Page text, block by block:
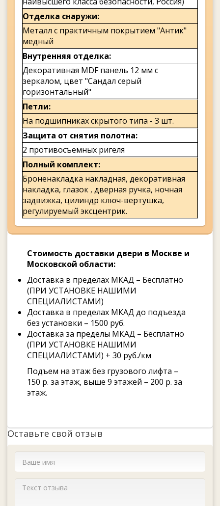
Отделка снаружи
Металл с практичным покрытием "Антик"
медный
Внутренняя отделка
Декоративная MDF панель 12 мм с
зеркалом, цвет "Сандал серый
горизонтальный"
Петли
На подшипниках скрытого типа - 3 шт.
Защита от снятия полотна
2 противосъемных ригеля
Полный комплект
Броненакладка накладная, декоративная
накладка, глазок , дверная ручка, ночная
задвижка, цилиндр ключ-вертушка,
регулируемый эксцентрик.
Стоимость доставки двери в Москве и
Московской области:
Доставка в пределах МКАД – Бесплатно
(ПРИ УСТАНОВКЕ НАШИМИ
СПЕЦИАЛИСТАМИ)
Доставка в пределах МКАД до подъезда
без установки – 1500 руб.
Доставка за пределы МКАД – Бесплатно
(ПРИ УСТАНОВКЕ НАШИМИ
СПЕЦИАЛИСТАМИ) + 30 руб./км
Подъем на этаж без грузового лифта –
150 р. за этаж, выше 9 этажей – 200 р. за
этаж.
Оставьте свой отзыв